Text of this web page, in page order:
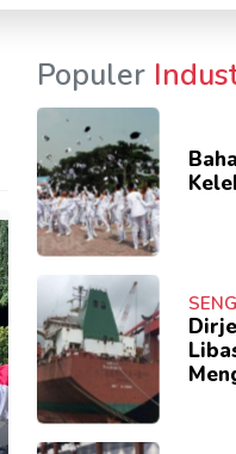
Populer